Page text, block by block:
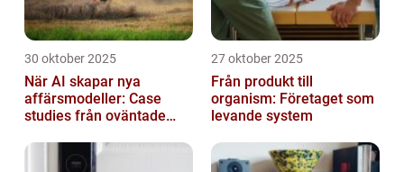
30 oktober 2025
När AI skapar nya
affärsmodeller: Case
studies från oväntade
27 oktober 2025
Från produkt till
organism: Företaget som
levande system